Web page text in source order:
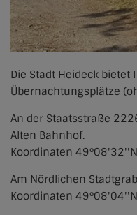
Die Stadt Heideck
Übernachtungsplätze
An der Staatsstraße
Alten Bahnhof.
Koordinaten
Am Nördlichen
Koordinaten